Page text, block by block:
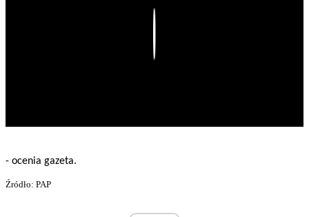
- ocenia gazeta.
Źródło: PAP